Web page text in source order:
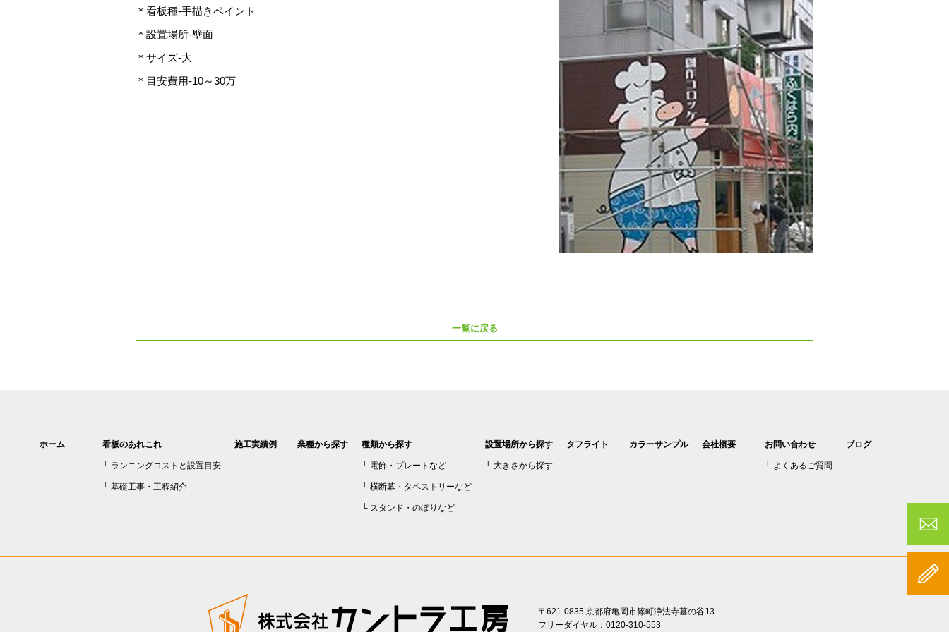
＊看板種-手描きペイント
＊設置場所-壁面
＊サイズ-大
＊目安費用-10～30万
一覧に戻る
ホーム 看板のあれこれ
ランニングコストと設置目安
基礎工事・工程紹介
施工実績例 業種から探す 種類から探す
電飾・プレートなど
横断幕・タペストリーなど
スタンド・のぼりなど
設置場所から探す
大きさから探す
タフライト カラーサンプル 会社概要 お問い合わせ
よくあるご質問
ブログ
〒621-0835 京都府亀岡市篠町浄法寺墓の谷13
フリーダイヤル：0120-310-553